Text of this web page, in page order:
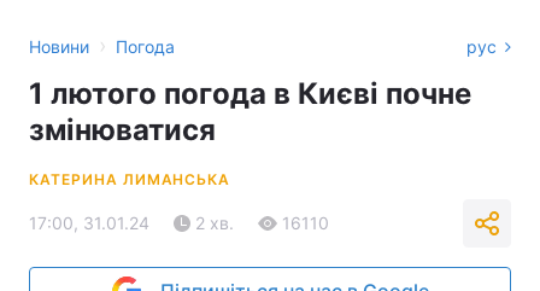
Новини › Погода рус
1 лютого погода в Києві почне
змінюватися
КАТЕРИНА ЛИМАНСЬКА
17:00, 31.01.24 2 хв. 16110